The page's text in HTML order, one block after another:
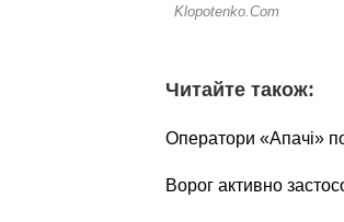
Читайте також:
Оператори «Апачі»
Ворог активно